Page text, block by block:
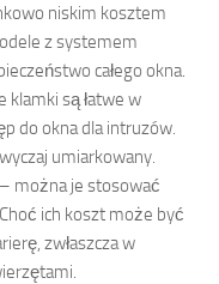
niskim kosztem
z systemem
całego okna.
klamki są łatwe w
do okna dla intruzów.
umiarkowany.
– można je stosować
ich koszt może być
zwłaszcza w